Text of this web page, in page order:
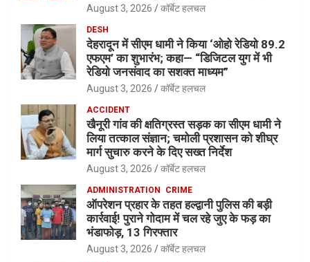
August 3, 2026 कॉर्बेट हलचल
DESH
देहरादून में सीएम धामी ने किया ‘ओहो रेडियो 89.2
एफएम’ का शुभारंभ; कहा— “डिजिटल युग में भी
रेडियो जनसंवाद का सशक्त माध्यम”
August 3, 2026 कॉर्बेट हलचल
ACCIDENT
खैनूरी गांव की क्षतिग्रस्त सड़क का सीएम धामी ने
लिया तत्काल संज्ञान; चमोली प्रशासन को शीघ्र
मार्ग सुचारु करने के दिए सख्त निर्देश
August 3, 2026 कॉर्बेट हलचल
ADMINISTRATION CRIME
ऑपरेशन प्रहार के तहत हल्द्वानी पुलिस की बड़ी
कार्रवाई! पुराने गोदाम में चल रहे जुए के फड़ का
भंडाफोड़, 13 गिरफ्तार
August 3, 2026 कॉर्बेट हलचल